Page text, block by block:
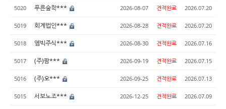
5020 푸른숲학*** 2026-08-07 견적완료 2026.07.20
5019 회계법인*** 2026-08-28 견적완료 2026.07.20
5018 엠빅주식*** 2026-08-30 견적완료 2026.07.16
5017 (주)팜*** 2026-09-19 견적완료 2026.07.15
5016 (주)오*** 2026-09-25 견적완료 2026.07.13
5015 서보노조*** 2026-12-25 견적완료 2026.07.09